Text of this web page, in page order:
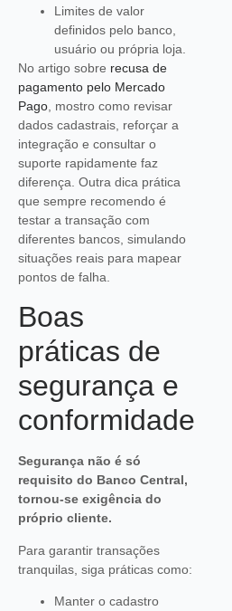
Limites de valor
definidos pelo banco,
usuário ou própria loja.
No artigo sobre recusa de
pagamento pelo Mercado
Pago , mostro como revisar
dados cadastrais, reforçar a
integração e consultar o
suporte rapidamente faz
diferença. Outra dica prática
que sempre recomendo é
testar a transação com
diferentes bancos, simulando
situações reais para mapear
pontos de falha.
Boas
práticas de
segurança e
conformidade
Segurança não é só
requisito do Banco Central,
tornou-se exigência do
próprio cliente.
Para garantir transações
tranquilas, siga práticas como:
Manter o cadastro